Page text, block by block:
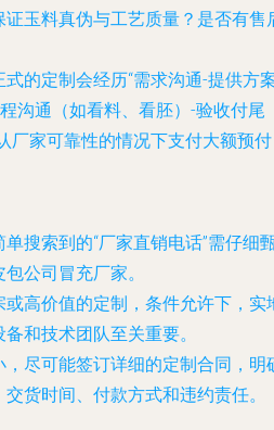
证玉料真伪与工艺质量？是否有售
式的定制会经历“需求沟通-提供方
沟通（如看料、看胚）-验收付尾
厂家可靠性的情况下支付大额预付
单搜索到的“厂家直销电话”需仔细
公司冒充厂家。
或高价值的定制，条件允许下，实
和技术团队至关重要。
，尽可能签订详细的定制合同，明
货时间、付款方式和违约责任。